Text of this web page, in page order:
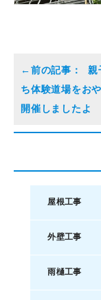
親
ち体験道場をお
開催しましたよ
屋根工事
外壁工事
雨樋工事